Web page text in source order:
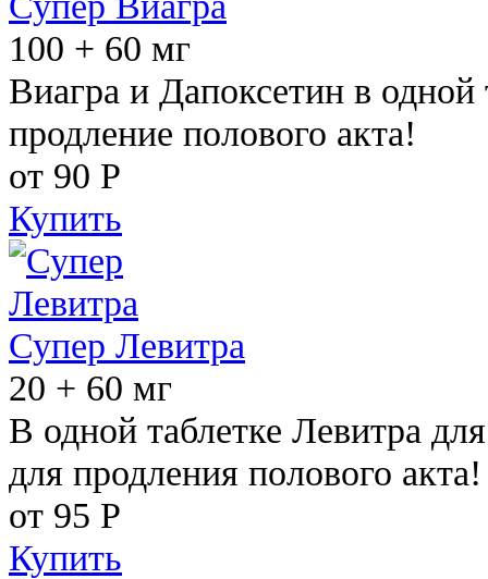
100 + 60 мг
Виагра и Дапоксетин в одной
продление полового акта!
от 90 Р
Купить
Супер Левитра
20 + 60 мг
В одной таблетке Левитра
для продления полового акта!
от 95 Р
Купить